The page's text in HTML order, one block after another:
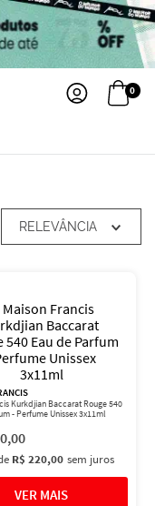
0
RELEVÂNCIA
Kurkdjian Baccarat Rouge 540
- Perfume Unissex 3x11ml
,00
R$ 220,00 sem juros